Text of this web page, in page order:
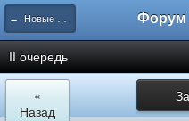
← Новые Водники
II очередь
«
Назад